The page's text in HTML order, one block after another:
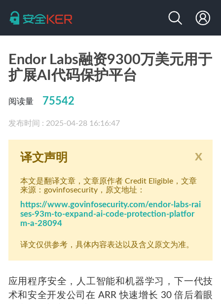
Endor Labs融资9300万美元用于
扩展AI代码保护平台
阅读量 75542
发布时间 : 2025-04-28 16:16:47
x
译文声明
本文是翻译文章，文章原作者 Credit Eligible，文章
来源：govinfosecurity，原文地址：
https://www.govinfosecurity.com/endor-labs-rai
ses-93m-to-expand-ai-code-protection-platfor
m-a-28094
译文仅供参考，具体内容表达以及含义原文为准。
应用程序安全，人工智能和机器学习，下一代技
术和安全开发公司在 ARR 快速增长 30 倍后着眼